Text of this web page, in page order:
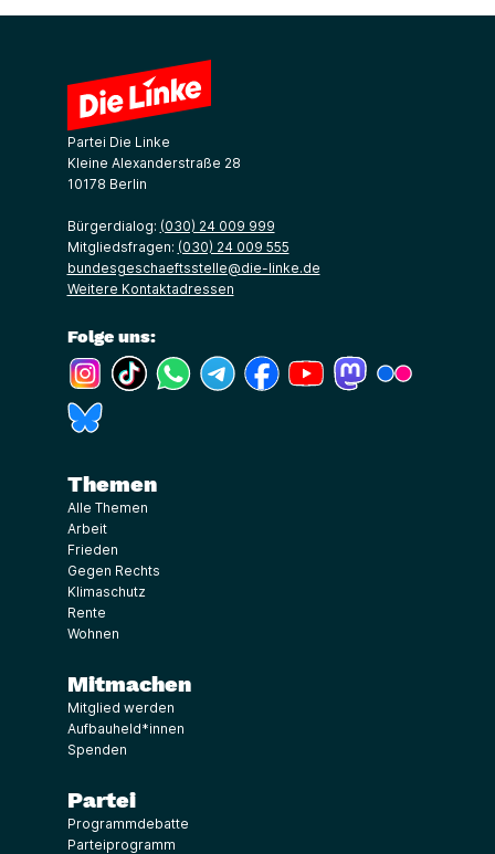
Partei Die Linke
Kleine Alexanderstraße 28
10178 Berlin
Bürgerdialog: (030) 24 009 999
Mitgliedsfragen: (030) 24 009 555
bundesgeschaeftsstelle@die-linke.de
Weitere Kontaktadressen
Folge uns:
(Link öffnet ein neues Fenster)
(Link öffnet ein neues Fenster)
(Link öffnet ein neues Fenster)
(Link öffnet ein neues Fenster)
(Link öffnet ein neues Fenster)
(Link öffnet ein neues
(Link öffnet ein
Themen
Alle Themen
Arbeit
Frieden
Gegen Rechts
Klimaschutz
Rente
Wohnen
Mitmachen
Mitglied werden
Aufbauheld*innen
Spenden
Partei
Programmdebatte
Parteiprogramm